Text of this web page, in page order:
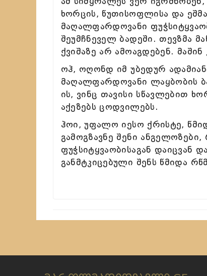
ხორცის, წუთისოფლისა და
მაღალფარდოვანი
შეუმჩნეველ ბადეში. თევზმა
ქვიშაზე არ ამოაგდებენ. მაშინ
ოჰ, ოღონდ იმ უბედურ
მაღალფარდოვანი ლაყბობის
ის, ვინც თავისი სწავლებით
აქეზებს ცოდვილებს.
ჰოი, უფალო იესო ქრისტე,
გამოგზავნე შენი
ფუჭსიტყვაობისაგან დაიცვან
განმტკიცებული შენს წმიდა